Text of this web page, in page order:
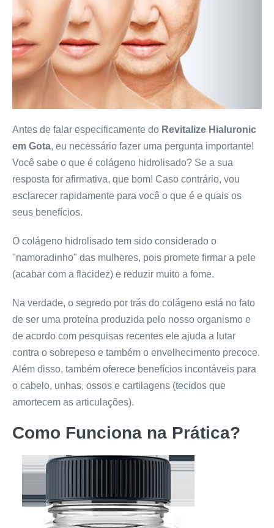
Antes de falar especificamente do Revitalize Hialuronic
em Gota, eu necessário fazer uma pergunta importante!
Você sabe o que é colágeno hidrolisado? Se a sua
resposta for afirmativa, que bom! Caso contrário, vou
esclarecer rapidamente para você o que é e quais os
seus benefícios.
O colágeno hidrolisado tem sido considerado o
"namoradinho" das mulheres, pois promete firmar a pele
(acabar com a flacidez) e reduzir muito a fome.
Na verdade, o segredo por trás do colágeno está no fato
de ser uma proteína produzida pelo nosso organismo e
de acordo com pesquisas recentes ele ajuda a lutar
contra o sobrepeso e também o envelhecimento precoce.
Além disso, também oferece benefícios incontáveis para
o cabelo, unhas, ossos e cartilagens (tecidos que
amortecem as articulações).
Como Funciona na Prática?